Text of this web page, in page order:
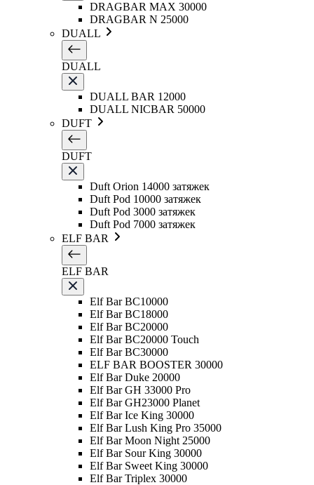
DRAGBAR MAX 30000
DRAGBAR N 25000
DUALL
DUALL
DUALL BAR 12000
DUALL NICBAR 50000
DUFT
DUFT
Duft Orion 14000 затяжек
Duft Pod 10000 затяжек
Duft Pod 3000 затяжек
Duft Pod 7000 затяжек
ELF BAR
ELF BAR
Elf Bar BC10000
Elf Bar BC18000
Elf Bar BC20000
Elf Bar BC20000 Touch
Elf Bar BC30000
ELF BAR BOOSTER 30000
Elf Bar Duke 20000
Elf Bar GH 33000 Pro
Elf Bar GH23000 Planet
Elf Bar Ice King 30000
Elf Bar Lush King Pro 35000
Elf Bar Moon Night 25000
Elf Bar Sour King 30000
Elf Bar Sweet King 30000
Elf Bar Triplex 30000